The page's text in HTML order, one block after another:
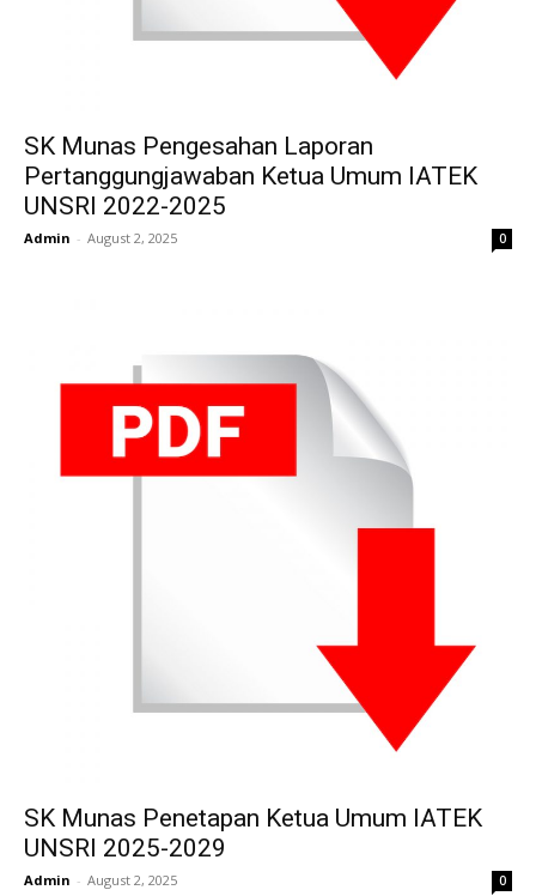
SK Munas Pengesahan Laporan
Pertanggungjawaban Ketua Umum IATEK
UNSRI 2022-2025
Admin - August 2, 2025 0
SK Munas Penetapan Ketua Umum IATEK
UNSRI 2025-2029
Admin - August 2, 2025 0